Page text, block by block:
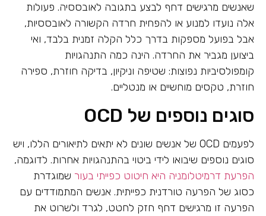
שאנשים מרגישים דחף לבצע בתגובה לאובססיה. פעולות
אלה נועדו למנוע או להפחית חרדה הקשורה לאובססיות,
אבל בפועל מספקות בדרך כלל הקלה זמנית בלבד, ואי
ביצוען מגביר את החרדה. הינה כמה התנהגויות
קומפולסיביות נפוצות: שטיפה וניקיון, בדיקה חוזרת, ספירה
חוזרת, טקסים מוחשיים או מנטליים.
סוגים נוספים של OCD
לפעמים OCD של אנשים שונים לא יתאים לתיאורים הללו, ויש
סוגים נוספים שיבואו לידי ביטוי בהתנהגויות אחרות. לדוגמה,
הפרעת דרמיטלומניה היא חיטוט כפייתי בעור שמוגדרת
כסוג של הפרעה טורדנית כפייתית. אנשים המתמודדים עם
הפרעה זו מרגישים דחף חזק לחטט, לגרד ולשרוט את